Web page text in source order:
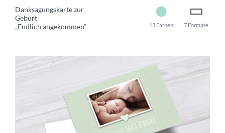
Danksagungskarte zur
Geburt
„Endlich angekommen“
7 Formate
13 Farben